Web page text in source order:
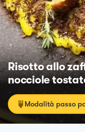
Risotto allo
nocciole
Modalità passo